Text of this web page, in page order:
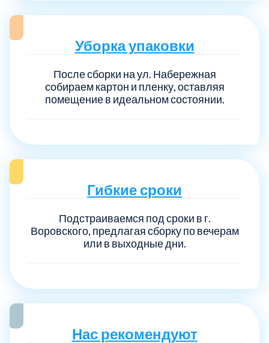
Уборка упаковки
После сборки на ул. Набережная
собираем картон и пленку, оставляя
помещение в идеальном состоянии.
Гибкие сроки
Подстраиваемся под сроки в г.
Воровского, предлагая сборку по вечерам
или в выходные дни.
Нас рекомендуют